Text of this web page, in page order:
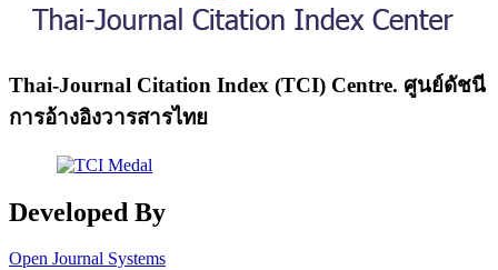
Thai-Journal Citation Index (TCI) Centre. ศูนย์ดัชนี
การอ้างอิงวารสารไทย
Developed By
Open Journal Systems